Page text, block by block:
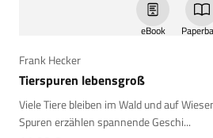
eBook
Frank Hecker
Tierspuren lebensgroß
Viele Tiere bleiben im Wald und auf
Spuren erzählen spannende Geschi...